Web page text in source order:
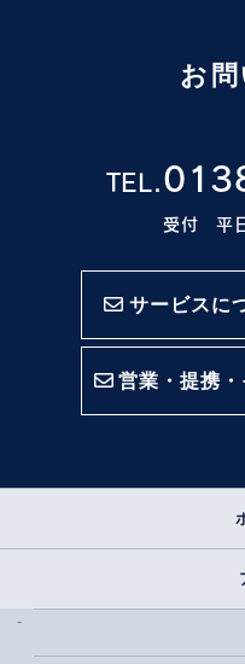
お
TEL.
受付 平
サービスに
営業・提携